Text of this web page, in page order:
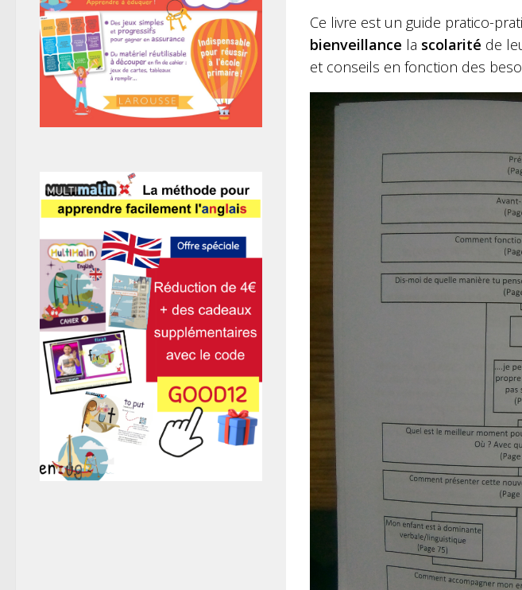
Ce livre est un guide pratico-
bienveillance la scolarité de
et conseils en fonction des